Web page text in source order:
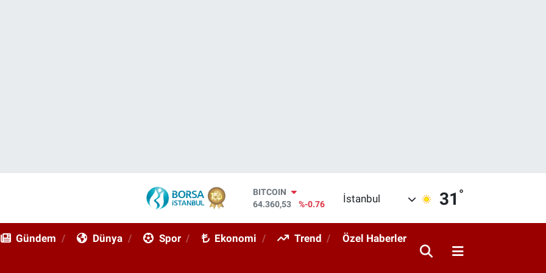
DOLAR
47,7069
%0.17
STERLİN
İstanbul 31 °
Gündem Dünya Spor Ekonomi Trend Özel Haberler